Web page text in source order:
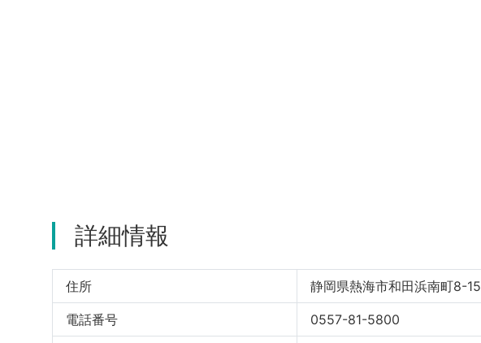
詳細情報
住所 静岡県熱海市和田浜南町8-15
電話番号 0557-81-5800